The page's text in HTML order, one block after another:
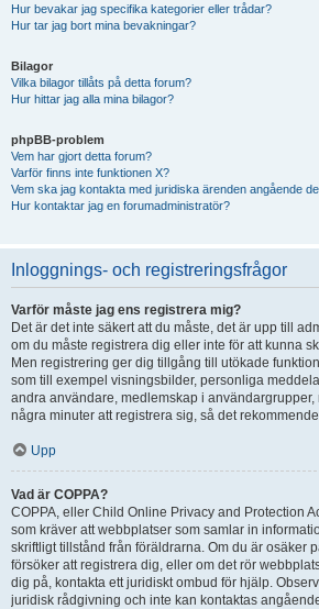
Hur bevakar jag specifika kategorier eller trådar?
Hur tar jag bort mina bevakningar?
Bilagor
Vilka bilagor tillåts på detta forum?
Hur hittar jag alla mina bilagor?
phpBB-problem
Vem har gjort detta forum?
Varför finns inte funktionen X?
Vem ska jag kontakta med juridiska ärenden angående
Hur kontaktar jag en forumadministratör?
Inloggnings- och registreringsfrågor
Varför måste jag ens registrera mig?
Det är det inte säkert att du måste, det är upp till
om du måste registrera dig eller inte för att kunna
Men registrering ger dig tillgång till utökade
som till exempel visningsbilder, personliga
andra användare, medlemskap i användargrupper,
några minuter att registrera sig, så det
Upp
Vad är COPPA?
COPPA, eller Child Online Privacy and Protection
som kräver att webbplatser som samlar in
skriftligt tillstånd från föräldrarna. Om du är osäker
försöker att registrera dig, eller om det rör
dig på, kontakta ett juridiskt ombud för hjälp.
juridisk rådgivning och inte kan kontaktas